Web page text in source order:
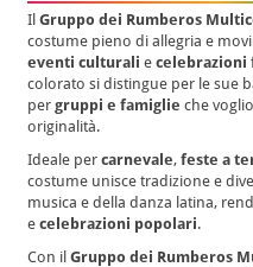
IlGruppo dei Rumberos
costume pieno di allegria e
eventi culturali ecelebrazioni
colorato si distingue per le sue
pergruppi e famiglie che
originalità.
Ideale percarnevale,feste a
costume unisce tradizione e
musica e della danza latina,
ecelebrazioni popolari.
Con ilGruppo dei Rumberos